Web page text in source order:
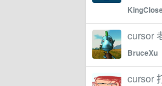
cursor
BruceXu
cursor